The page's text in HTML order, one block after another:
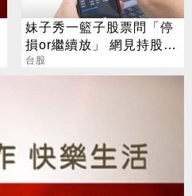
妹子秀一籃子股票問「停
損or繼續放」 網見持股戰
翻
台股